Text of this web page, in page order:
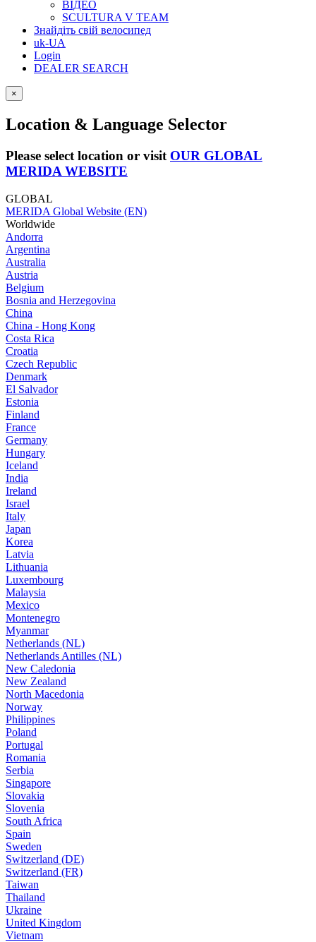
ВІДЕО
SCULTURA V TEAM
Знайдіть свій велосипед
uk-UA
Login
DEALER SEARCH
×
Location & Language Selector
Please select location or visit OUR GLOBAL
MERIDA WEBSITE
GLOBAL
MERIDA Global Website (EN)
Worldwide
Andorra
Argentina
Australia
Austria
Belgium
Bosnia and Herzegovina
China
China - Hong Kong
Costa Rica
Croatia
Czech Republic
Denmark
El Salvador
Estonia
Finland
France
Germany
Hungary
Iceland
India
Ireland
Israel
Italy
Japan
Korea
Latvia
Lithuania
Luxembourg
Malaysia
Mexico
Montenegro
Myanmar
Netherlands (NL)
Netherlands Antilles (NL)
New Caledonia
New Zealand
North Macedonia
Norway
Philippines
Poland
Portugal
Romania
Serbia
Singapore
Slovakia
Slovenia
South Africa
Spain
Sweden
Switzerland (DE)
Switzerland (FR)
Taiwan
Thailand
Ukraine
United Kingdom
Vietnam